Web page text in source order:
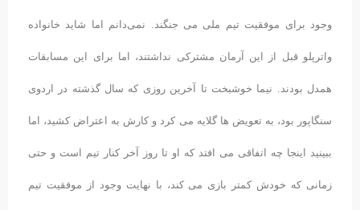
وجود برای موفقیت تیم ملی می جنگند. نمی‌دانم اما شاید خانواده
واترپلو قبل از این آرمان مشترکی نداشتند، اما برای این مسابقات
همدل بودند. نیما خوشبخت تا آخرین روزی که سال گذشته در اردوی
سنگاپور بود، به تعویض ها گلایه می کرد و کارش به اعتراض کشید، اما
ببینید اینجا چه اتفاقی می افتد که او تا روز آخر کنار تیم است و حتی
زمانی که خودش کمتر بازی می کند، با نهایت وجود از موفقیت تیم